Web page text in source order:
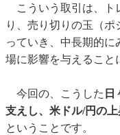
こういう取引は、ト
り、売り切りの玉（
っていき、中長期的
場に影響を与えること
今回の、こうした 日
支えし、米ドル/円の
ということです。